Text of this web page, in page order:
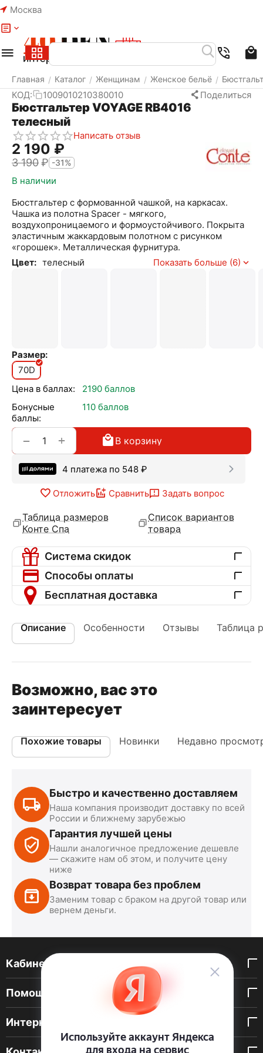
Москва
Главная / Каталог / Женщинам / Женское бельё /
КОД: 1009010210380010 Поделиться
Бюстгальтер VOYAGE RB4016
телесный
Написать отзыв
2 190 ₽
3 190₽ -31%
В наличии
Бюстгальтер с формованной чашкой, на каркасах.
Чашка из полотна Spacer - мягкого,
воздухопроницаемого и формоустойчивого. Покрыта
эластичным жаккардовым полотном с рисунком
«горошек». Металлическая фурнитура.
Цвет: телесный Показать больше (6)
Размер:
70D
Цена в баллах:
2190 баллов
Бонусные
баллы:
110 баллов
+
− В корзину
4 платежа по 548 ₽
Отложить Сравнить Задать вопрос
Таблица размеров
Конте Спа
Список вариантов
товара
Система скидок
Способы оплаты
Бесплатная доставка
Описание Особенности Отзывы Таблица
Возможно, вас это
заинтересует
Похожие товары Новинки Недавно
Быстро и качественно доставляем
Наша компания производит доставку по всей
России и ближнему зарубежью
Гарантия лучшей цены
Нашли аналогичное предложение дешевле
— скажите нам об этом, и получите цену
ниже
Возврат товара без проблем
Заменим товар с браком на другой товар или
вернем деньги.
Кабинет покупателя
Помощь покупателю
Интернет-магазин
Меню